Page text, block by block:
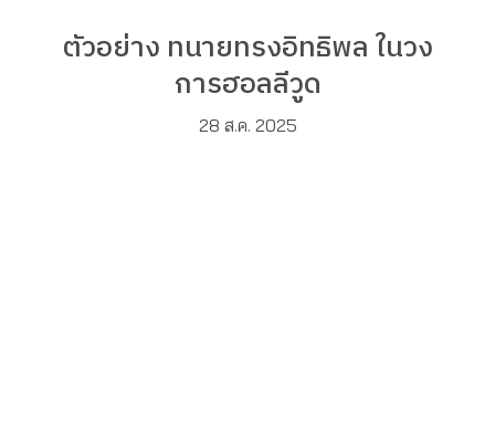
ตัวอย่าง ทนายทรงอิทธิพล ในวง
การฮอลลีวูด
28 ส.ค. 2025